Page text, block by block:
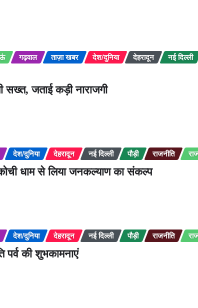
गढ़वाल ताज़ा खबर देश/दुनिया देहरादून नई दिल्ली
सख्त, जताई कड़ी नाराजगी
देश/दुनिया देहरादून नई दिल्ली पौड़ी राजनीति
धाम से लिया जनकल्याण का संकल्प
देश/दुनिया देहरादून नई दिल्ली पौड़ी राजनीति
पर्व की शुभकामनाएं